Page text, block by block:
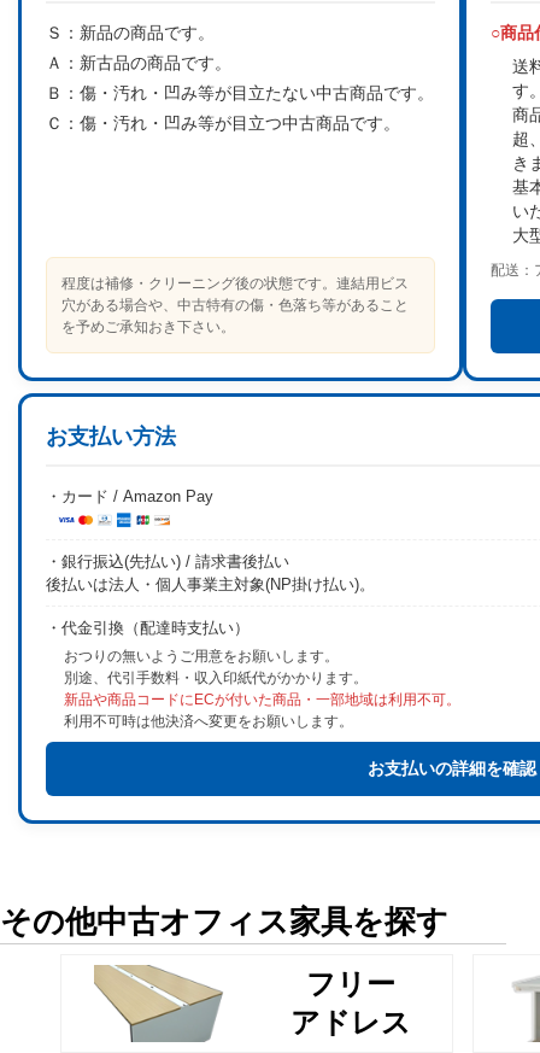
Ｓ： 新品の商品です。
Ａ： 新古品の商品です。
Ｂ： 傷・汚れ・凹み等が目立たない中古商品です。
Ｃ： 傷・汚れ・凹み等が目立つ中古商品です。
程度は補修・クリーニング後の状態です。連結用ビス
穴がある場合や、中古特有の傷・色落ち等があること
を予めご承知おき下さい。
○商品
送
す
商
超
き
基
い
大
配送：
お支払い方法
・カード / Amazon Pay
・銀行振込(先払い) / 請求書後払い
後払いは法人・個人事業主対象(NP掛け払い)。
・代金引換（配達時支払い）
おつりの無いようご用意をお願いします。
別途、代引手数料・収入印紙代がかかります。
新品や商品コードにECが付いた商品・一部地域は利用不可。
利用不可時は他決済へ変更をお願いします。
お支払いの詳細を確認
その他中古オフィス家具を探す
フリー
アドレス